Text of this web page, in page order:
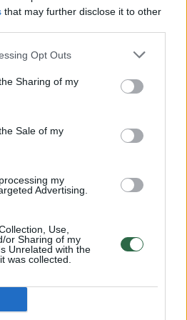
that may further disclose it to other
Opt Outs
Sharing of my
Sale of my
my
Advertising.
Use,
or Sharing of my
Unrelated with the
was collected.
00:00:59
Vilniaus Vakarinis aplinkkelis:
įsirėžęs automobilis sužalojo
Visi įrašai